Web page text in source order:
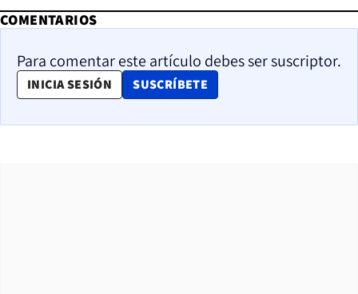
COMENTARIOS
Para comentar este artículo debes ser suscriptor.
INICIA SESIÓN SUSCRÍBETE
OPENS IN NEW WINDOW